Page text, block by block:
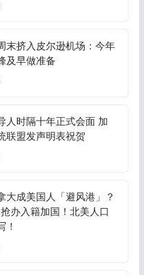
末挤入皮尔逊机场：今年
及早做准备
人时隔十年正式会面 加
联盟发声明表祝贺
大成美国人「避风港」？
办入籍加国！北美人口
！